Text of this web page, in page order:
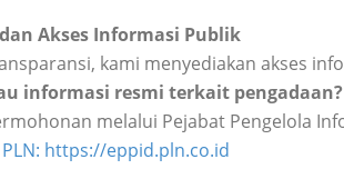
Akses Informasi Publik
kami menyediakan akses
informasi resmi terkait
melalui Pejabat Pengelola
https://eppid.pln.co.id